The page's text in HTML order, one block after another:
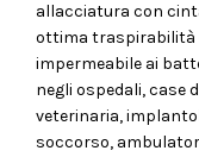
allacciatura con
ottima traspirabilità
impermeabile ai
negli ospedali, case
veterinaria,
soccorso,